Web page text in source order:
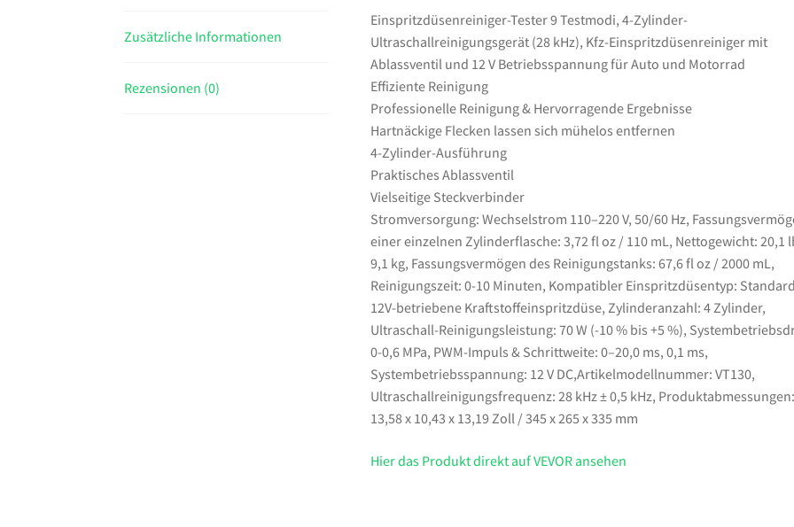
Ablassventil
und
12
Betriebsspannung
für
Auto
und
Motorrad
Menge
Zusätzliche Informationen
Rezensionen (0)
Einspritzdüsenreiniger-Tester 9 Testmodi, 4-Zylinder-
Ultraschallreinigungsgerät (28 kHz), Kfz-Einspritzdüsenreiniger mit
Ablassventil und 12 V Betriebsspannung für Auto und Motorrad
Effiziente Reinigung
Professionelle Reinigung & Hervorragende Ergebnisse
Hartnäckige Flecken lassen sich mühelos entfernen
4-Zylinder-Ausführung
Praktisches Ablassventil
Vielseitige Steckverbinder
Stromversorgung: Wechselstrom 110–220 V, 50/60 Hz,
einer einzelnen Zylinderflasche: 3,72 fl oz / 110 mL, Nettogewicht: 20,1
9,1 kg, Fassungsvermögen des Reinigungstanks: 67,6 fl oz / 2000 mL,
Reinigungszeit: 0-10 Minuten, Kompatibler Einspritzdüsentyp:
12V-betriebene Kraftstoffeinspritzdüse, Zylinderanzahl: 4 Zylinder,
Ultraschall-Reinigungsleistung: 70 W (-10 % bis +5 %),
0-0,6 MPa, PWM-Impuls & Schrittweite: 0–20,0 ms, 0,1 ms,
Systembetriebsspannung: 12 V DC,Artikelmodellnummer: VT130,
Ultraschallreinigungsfrequenz: 28 kHz ± 0,5 kHz, Produktabmessungen:
13,58 x 10,43 x 13,19 Zoll / 345 x 265 x 335 mm
Hier das Produkt direkt auf VEVOR ansehen